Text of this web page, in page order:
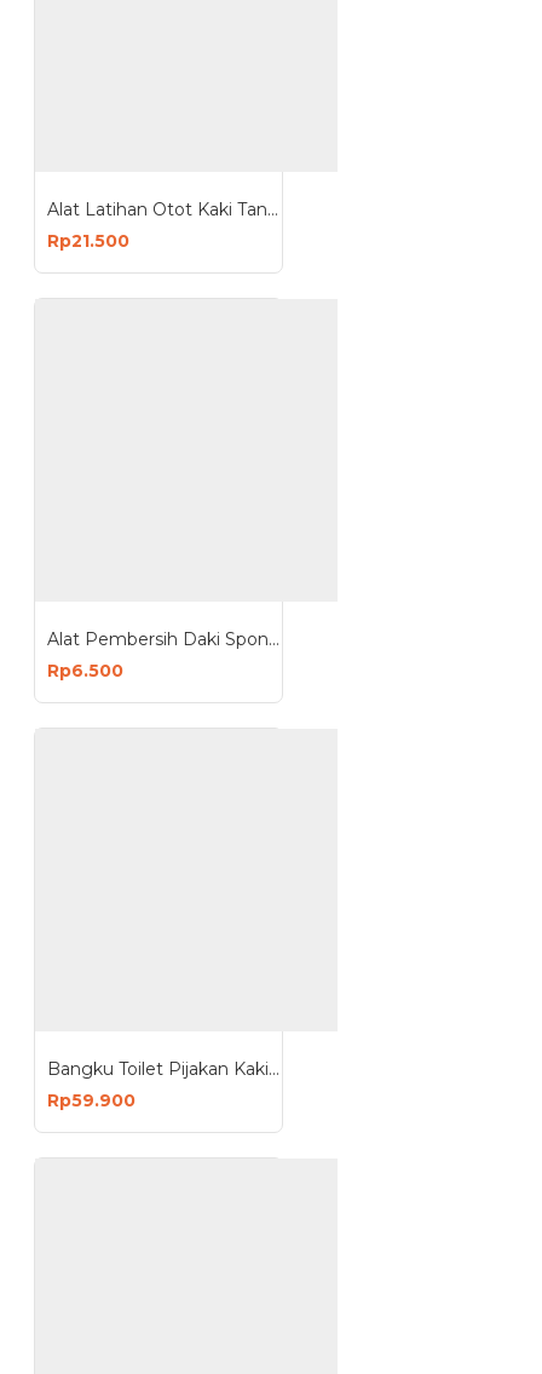
Alat Latihan Otot Kaki Tangan Paha Betis Yoga Gym
Rp21.500
Alat Pembersih Daki Spon Spons Sponge Pembersih Daki EPE
Rp6.500
Bangku Toilet Pijakan Kaki Kloset Duduk WC Plastik
Rp59.900